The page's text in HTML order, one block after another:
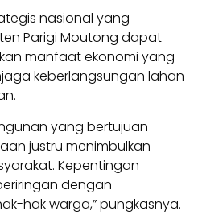
nasional yang
Parigi Moutong dapat
manfaat ekonomi yang
keberlangsungan lahan
yang bertujuan
justru menimbulkan
Kepentingan
dengan
hak warga,” pungkasnya.